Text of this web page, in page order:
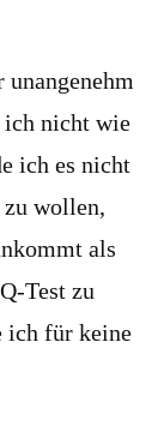
ich nicht wie
ich es nicht
zu wollen,
als
Test zu
ich für keine